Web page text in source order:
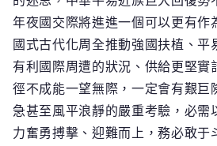
年夜國交際將進進一個可以更有作
國式古代化周全推動強國扶植、平
有利國際周遭的狀況、供給更堅實
徑不成能一望無際，一定會有艱巨
急甚至風平浪靜的嚴重考驗，必需
力奮勇搏擊、迎難而上，務必敢于